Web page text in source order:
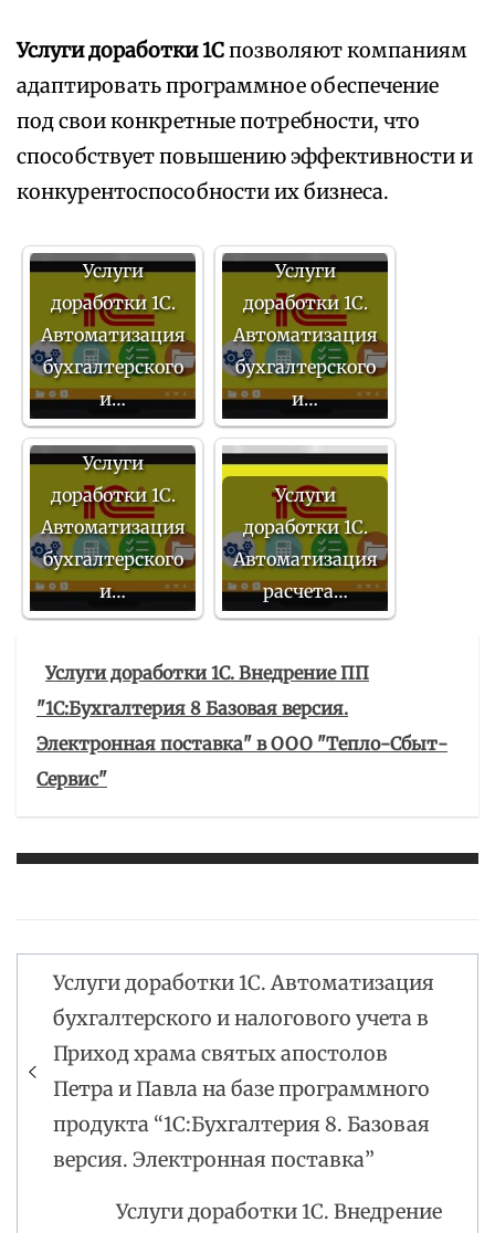
Услуги доработки 1Спозволяют компаниям
адаптировать программное обеспечение
под свои конкретные потребности, что
способствует повышению эффективности и
конкурентоспособности их бизнеса.
Услуги
доработки 1С.
Автоматизация
бухгалтерского
и…
Услуги
доработки 1С.
Автоматизация
бухгалтерского
и…
Услуги
доработки 1С.
Автоматизация
бухгалтерского
и…
Услуги
доработки 1С.
Автоматизация
расчета…
Услуги доработки 1С. Внедрение ПП
"1С:Бухгалтерия 8 Базовая версия.
Электронная поставка" в ООО "Тепло-Сбыт-
Сервис"
Навигация
по
записям
Услуги доработки 1С. Автоматизация
бухгалтерского и налогового учета в
Приход храма святых апостолов
Петра и Павла на базе программного
продукта “1С:Бухгалтерия 8. Базовая
версия. Электронная поставка”
Услуги доработки 1С. Внедрение